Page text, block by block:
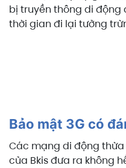
bị truyền thông di
thời gian đi lại tưởng
Bảo mật 3G có
Các mạng di động
của Bkis đưa ra không